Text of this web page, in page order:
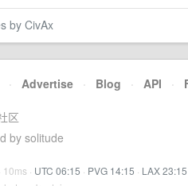
by CivAx
· Advertise · Blog · API ·
区
by solitude
· UTC 06:15 · PVG 14:15 · LAX 23:15